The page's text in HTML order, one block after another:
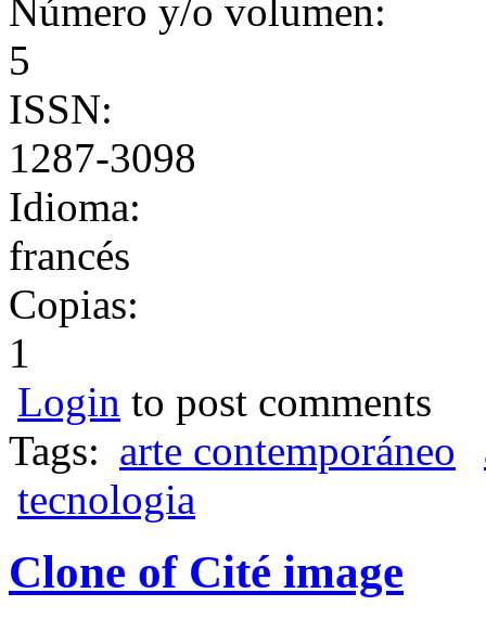
Número y/o volumen:
5
ISSN:
1287-3098
Idioma:
francés
Copias:
1
Login to post comments
Tags: arte contemporáneo
tecnologia
Clone of Cité image